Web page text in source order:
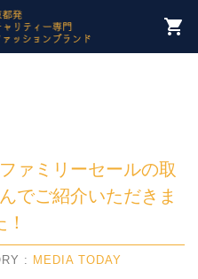
ィー先は
どものキャンペーン 】
shopping_cart
ァミリーセールの取
でご紹介いただきま
！
: MEDIA TODAY